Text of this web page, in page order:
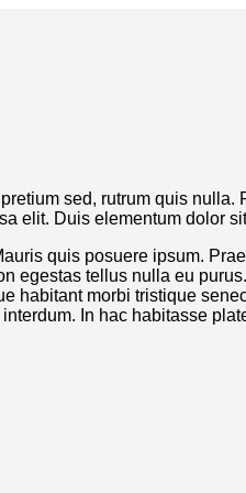
sed, rutrum quis
elit. Duis elementum dolor
quis posuere ipsum.
egestas tellus nulla eu
habitant morbi tristique
In hac habitasse